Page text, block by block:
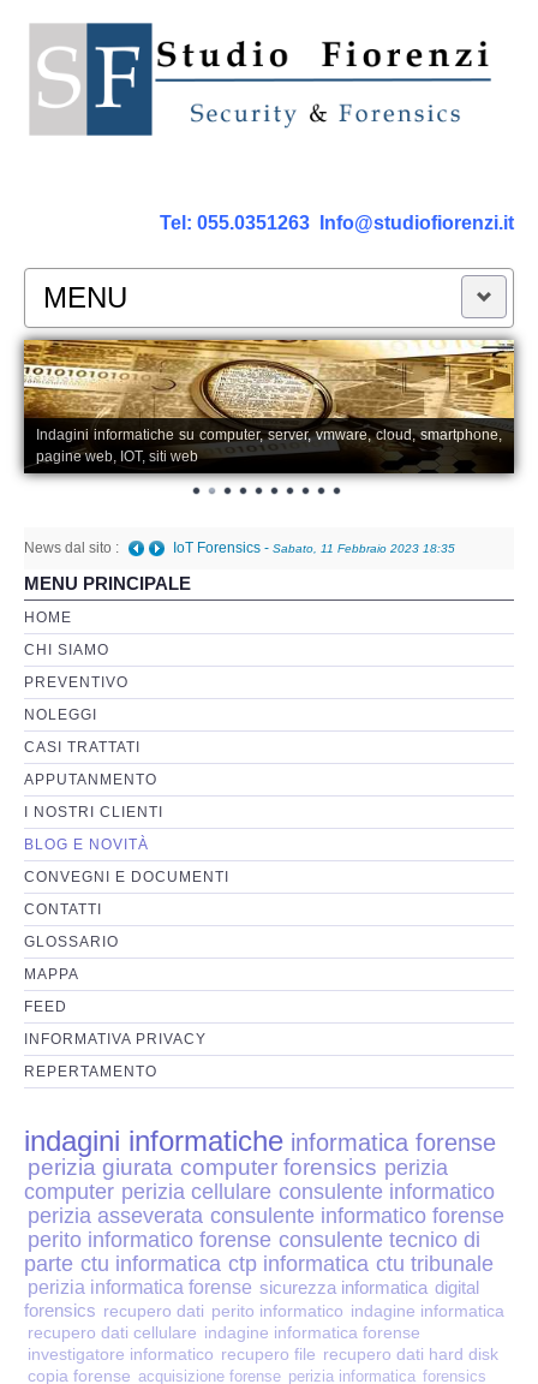
Tel: 055.0351263 Info@studiofiorenzi.it
MENU
PERIZIE
Perizia Computer
Perizia Smartphone Tablet,Cell.
Perizia Rete dati
Perizia Basi di Dati
Perizia Immagini e Video
Perzia su Software/Programmi
Perizia Fonica e Trascrizioni
Perizia su Social Network
Perizia Web Reputation
Perizia Host e Mainframe
Perizia Contratti ICT
Perizia Disp. Elettronici
Perizia Stalking
Perizia Cyber Bullismo
Incarichi CTU e CTP
Perizia Centralini PBX e VOIP
Perizia Estimo
Indagini informatiche su computer, server, vmware, cloud, smartphone,
pagine web, IOT, siti web
News dal sito : Telefono danneggiato posso recuperare i dati anche
a fini giudiziari?
MENU PRINCIPALE
HOME
CHI SIAMO
PREVENTIVO
NOLEGGI
CASI TRATTATI
APPUTANMENTO
I NOSTRI CLIENTI
BLOG E NOVITÀ
CONVEGNI E DOCUMENTI
CONTATTI
GLOSSARIO
MAPPA
FEED
INFORMATIVA PRIVACY
REPERTAMENTO
indagini informatiche informatica forense
perizia giurata computer forensics perizia
computer perizia cellulare consulente informatico
perizia asseverata consulente informatico forense
perito informatico forense consulente tecnico di
parte ctu informatica ctp informatica ctu tribunale
perizia informatica forense sicurezza informatica digital
forensics recupero dati perito informatico indagine informatica
recupero dati cellulare indagine informatica forense
investigatore informatico recupero file recupero dati hard disk
copia forense acquisizione forense perizia informatica forensics